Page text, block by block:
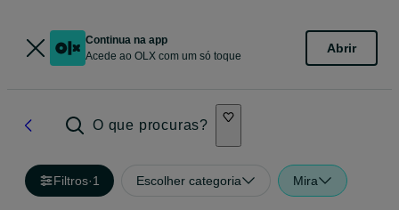
Continua na app
Acede ao OLX com um só toque
Abrir
O que procuras?
Filtros·1 Escolher categoria Mira